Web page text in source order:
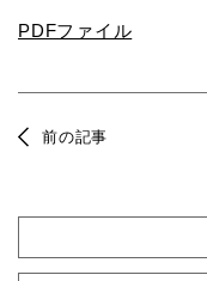
PDFファイル
前の記事